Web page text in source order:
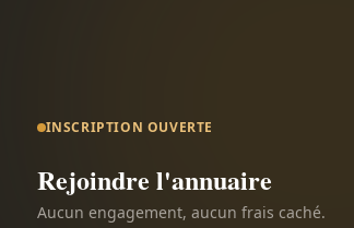
INSCRIPTION OUVERTE
Rejoindre l'annuaire
Aucun engagement, aucun frais caché.